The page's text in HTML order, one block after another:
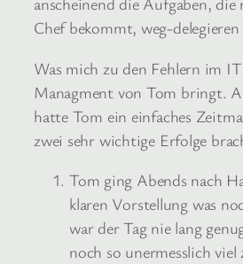
Chef bekommt, weg-delegieren
Was mich zu den Fehlern im
Managment von Tom bringt.
hatte Tom ein einfaches
zwei sehr wichtige Erfolge
Tom ging Abends nach
klaren Vorstellung was
war der Tag nie lang
noch so unermesslich